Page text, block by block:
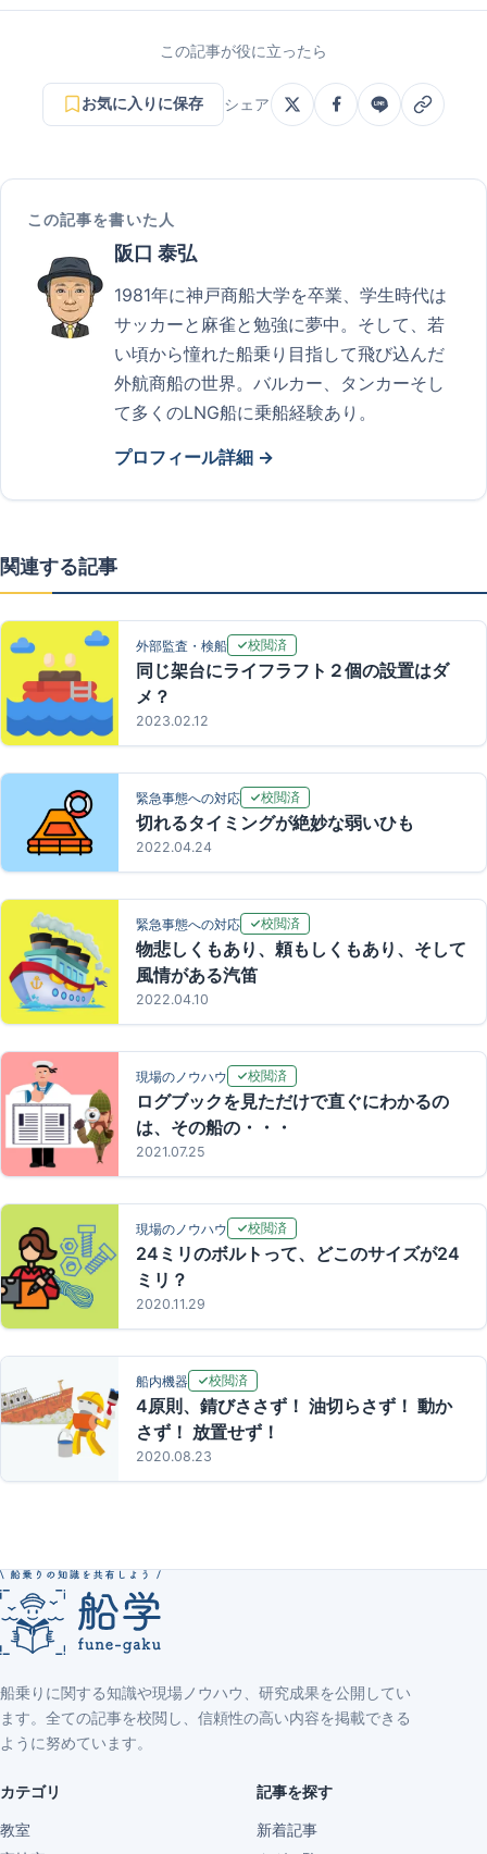
この記事が役に立ったら
お気に入りに保存 シェア
この記事を書いた人
阪口 泰弘
1981年に神戸商船大学を卒業、学生時代は
サッカーと麻雀と勉強に夢中。そして、若
い頃から憧れた船乗り目指して飛び込んだ
外航商船の世界。バルカー、タンカーそし
て多くのLNG船に乗船経験あり。
プロフィール詳細 →
関連する記事
外部監査・検船 校閲済
同じ架台にライフラフト２個の設置はダ
メ？
2023.02.12
緊急事態への対応 校閲済
切れるタイミングが絶妙な弱いひも
2022.04.24
緊急事態への対応 校閲済
物悲しくもあり、頼もしくもあり、そして
風情がある汽笛
2022.04.10
現場のノウハウ 校閲済
ログブックを見ただけで直ぐにわかるの
は、その船の・・・
2021.07.25
現場のノウハウ 校閲済
24ミリのボルトって、どこのサイズが24
ミリ？
2020.11.29
船内機器 校閲済
4原則、錆びささず！ 油切らさず！ 動か
さず！ 放置せず！
2020.08.23
船乗りに関する知識や現場ノウハウ、研究成果を公開してい
ます。全ての記事を校閲し、信頼性の高い内容を掲載できる
ように努めています。
カテゴリ
教室
記事を探す
新着記事